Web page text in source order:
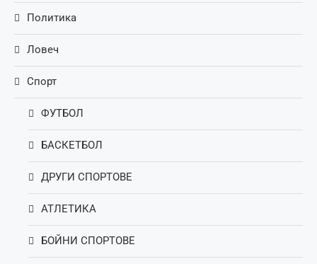
Политика
Ловеч
Спорт
ФУТБОЛ
БАСКЕТБОЛ
ДРУГИ СПОРТОВЕ
АТЛЕТИКА
БОЙНИ СПОРТОВЕ